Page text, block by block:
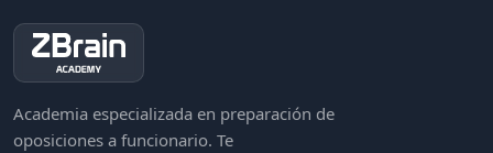
Academia especializada en preparación de
oposiciones a funcionario. Te